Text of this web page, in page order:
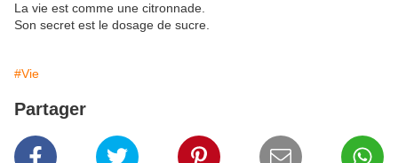
La vie est comme une citronnade.
Son secret est le dosage de sucre.
#Vie
Partager